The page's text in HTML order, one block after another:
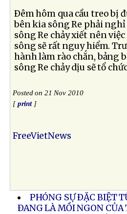
Ðêm hôm qua cầu treo bị
bên kia sông Re phải
sông Re chảy xiết nên
sông sẽ rất nguy hiểm.
hành làm rào chắn, bảng
sông Re chảy dịu sẽ tổ
Posted on 21 Nov 2010
[print]
FreeVietNews
PHÓNG SỰ ÐẶC BIỆT
ÐANG LÀ MỒI NGON